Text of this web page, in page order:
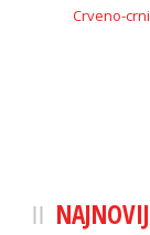
Crveno-